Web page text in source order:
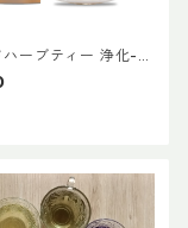
ハーブティー 浄化-J
通サイズ